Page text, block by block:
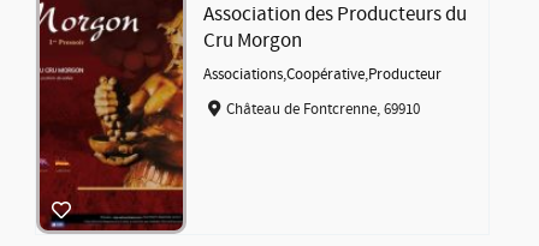
Association des Producteurs du
Cru Morgon
Associations,Coopérative,Producteur
Château de Fontcrenne, 69910